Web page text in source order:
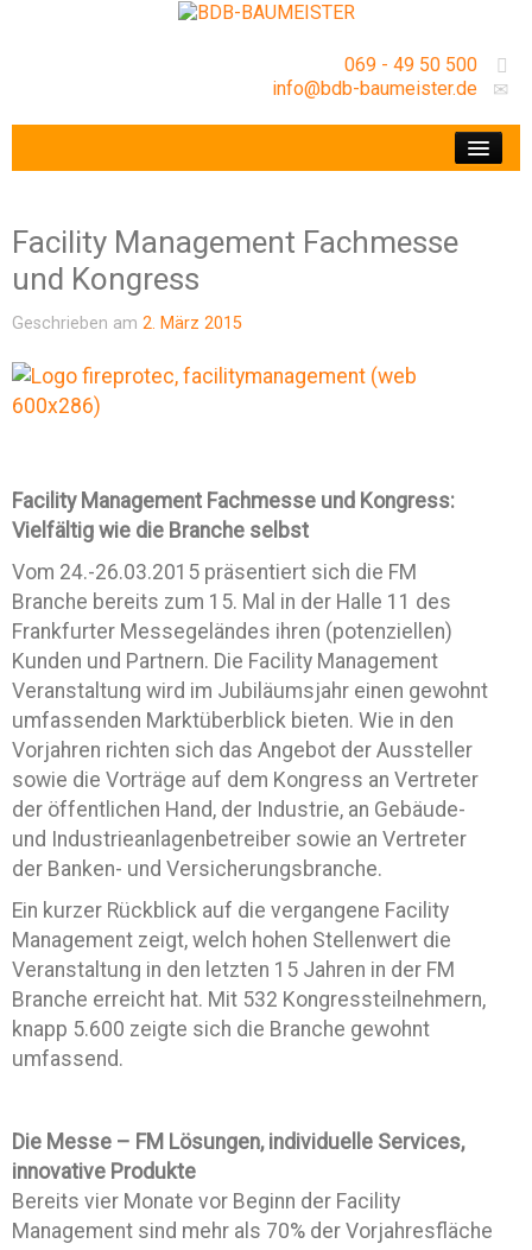
069 - 49 50 500
info@bdb-baumeister.de
GESCHÄFTSSTELLE
Facility Management Fachmesse
und Kongress
Geschrieben am 2. März 2015
Facility Management Fachmesse und Kongress:
Vielfältig wie die Branche selbst
Vom 24.-26.03.2015 präsentiert sich die FM
Branche bereits zum 15. Mal in der Halle 11 des
Frankfurter Messegeländes ihren (potenziellen)
Kunden und Partnern. Die Facility Management
Veranstaltung wird im Jubiläumsjahr einen gewohnt
umfassenden Marktüberblick bieten. Wie in den
Vorjahren richten sich das Angebot der Aussteller
sowie die Vorträge auf dem Kongress an Vertreter
der öffentlichen Hand, der Industrie, an Gebäude-
und Industrieanlagenbetreiber sowie an Vertreter
der Banken- und Versicherungsbranche.
Ein kurzer Rückblick auf die vergangene Facility
Management zeigt, welch hohen Stellenwert die
Veranstaltung in den letzten 15 Jahren in der FM
Branche erreicht hat. Mit 532 Kongressteilnehmern,
knapp 5.600 zeigte sich die Branche gewohnt
umfassend.
Die Messe – FM Lösungen, individuelle Services,
innovative Produkte
Bereits vier Monate vor Beginn der Facility
Management sind mehr als 70% der Vorjahresfläche